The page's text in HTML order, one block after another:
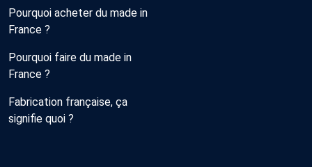
Pourquoi acheter du made in
France ?
Pourquoi faire du made in
France ?
Fabrication française, ça
signifie quoi ?